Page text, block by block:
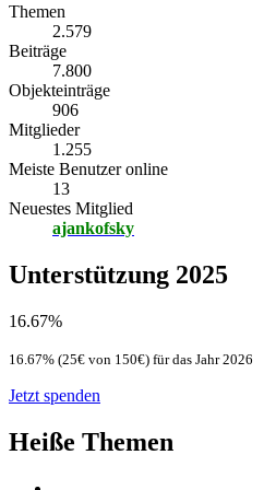
Themen
2.579
Beiträge
7.800
Objekteinträge
906
Mitglieder
1.255
Meiste Benutzer online
13
Neuestes Mitglied
ajankofsky
Unterstützung 2025
16.67%
16.67% (25€ von 150€) für das Jahr 2026
Jetzt spenden
Heiße Themen